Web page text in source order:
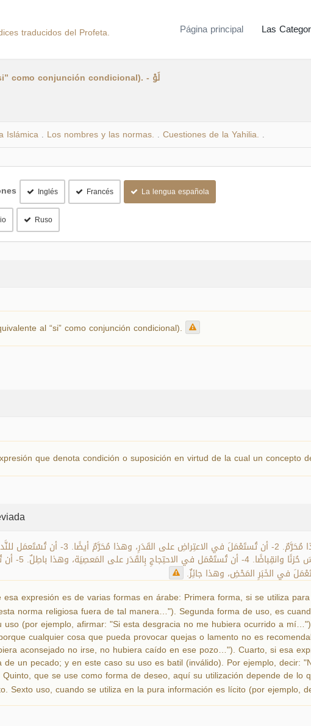
Página principal Las
Al-lau (equivalente al “si” como conjunción condicional). - لَوْ
Islámica Los nombres y las normas. Cuestiones de la Yahilia.
Inglés Francés La lengua española
Ruso
al “si” como conjunción condicional).
que denota condición o suposición en virtud de la cual un concepto
تُستَعْمَل "لو" على عِدَّةِ أوجُهٍ: 1- أن تُستَعمَلَ في الاعتِراضِ على الشَّرعِ،
أيضاً؛ لأنَّ كلَّ شَيْءٍ يَفتَحُ
esa expresión es de varias formas en árabe: Primera forma, si se utiliza
norma religiosa fuera de tal manera…"). Segunda forma de uso, es
uso (por ejemplo, afirmar: "Si esta desgracia no me hubiera ocurrido a
cualquier cosa que pueda provocar quejas o lamento no es
aconsejado no irse, no hubiera caído en ese pozo…"). Cuarto, si esa
de un pecado; y en este caso su uso es batil (inválido). Por ejemplo,
que se use como forma de deseo, aquí su utilización depende de
Sexto uso, cuando se utiliza en la pura información es lícito (por ejemplo,